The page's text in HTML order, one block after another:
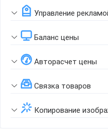
Управление
Баланс цены
Авторасчет цены
Связка товаров
Копирование